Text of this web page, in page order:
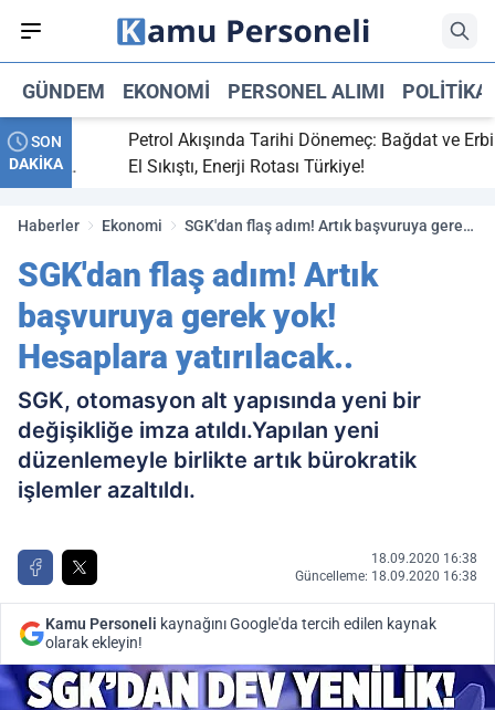
GÜNDEM EKONOMI PERSONEL ALIMI POLITIKA
SON
DAKİKA
maç
Petrol Akışında Tarihi Dönemeç: Bağdat ve Erbil
El Sıkıştı, Enerji Rotası Türkiye!
Haberler Ekonomi
SGK'dan flaş adım! Artık başvuruya gerek
SGK'dan flaş adım! Artık
başvuruya gerek yok!
Hesaplara yatırılacak..
SGK, otomasyon alt yapısında yeni bir
değişikliğe imza atıldı.Yapılan yeni
düzenlemeyle birlikte artık bürokratik
işlemler azaltıldı.
18.09.2020 16:38
Güncelleme: 18.09.2020 16:38
Kamu Personeli kaynağını Google'da tercih edilen kaynak
olarak ekleyin!